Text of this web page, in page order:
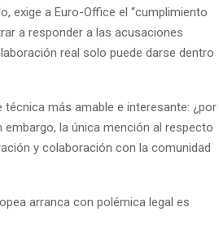
exige a Euro-Office el “cumplimiento
a responder a las acusaciones
real solo puede darse dentro
más amable e interesante: ¿por
embargo, la única mención al respecto
y colaboración con la comunidad
arranca con polémica legal es